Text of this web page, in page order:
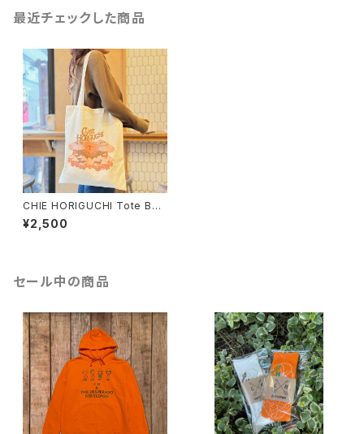
最近チェックした商品
CHIE HORIGUCHI Tote Bag
designed by Nick Potts
¥2,500
セール中の商品